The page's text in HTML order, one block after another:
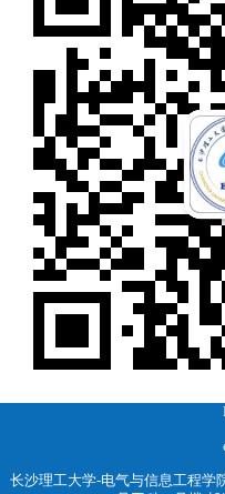
长沙理工大学-电气与信息工程学